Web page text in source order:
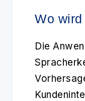
Wo
Die